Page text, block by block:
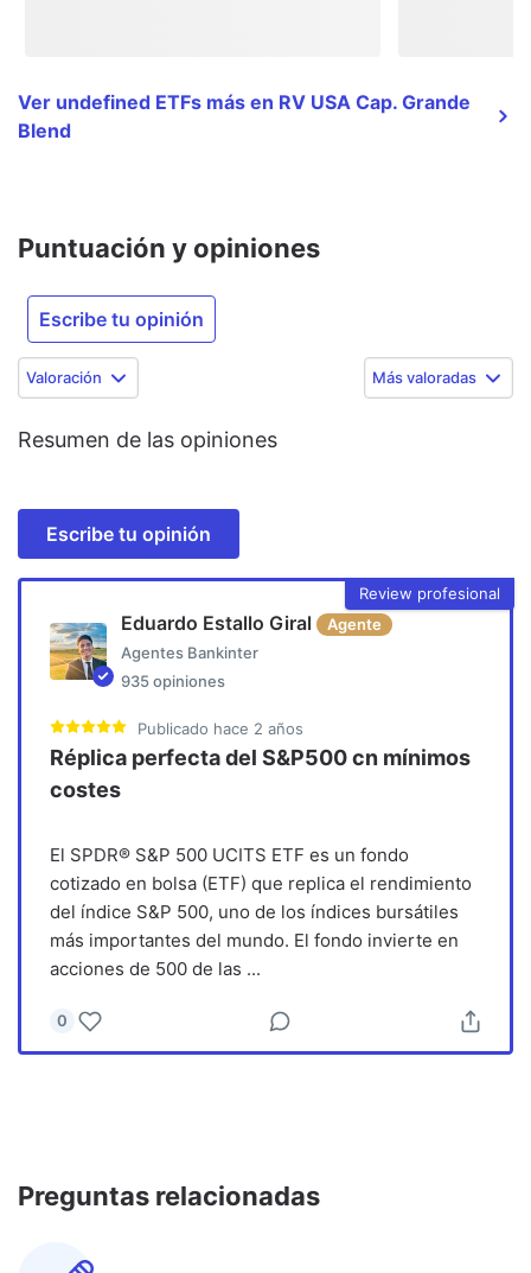
Ver undefined ETFs más en RV USA Cap. Grande
Blend
Puntuación y opiniones
Escribe tu opinión
Valoración Más valoradas
Resumen de las opiniones
Escribe tu opinión
Review profesional
Eduardo Estallo Giral
Agente
Agentes Bankinter
935 opiniones
Publicado hace 2 años
Réplica perfecta del S&P500 cn mínimos
costes
El SPDR® S&P 500 UCITS ETF es un fondo
cotizado en bolsa (ETF) que replica el rendimiento
del índice S&P 500, uno de los índices bursátiles
más importantes del mundo. El fondo invierte en
acciones de 500 de las ...
0
Preguntas relacionadas